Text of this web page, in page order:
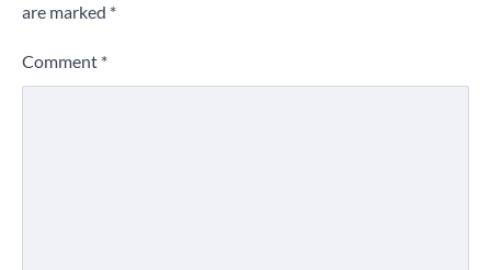
are marked *
Comment *